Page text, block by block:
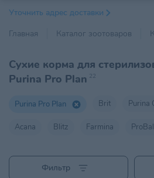
Уточнить адрес доставки
Главная
Каталог зоотоваров
Сухие корма для
Purina Pro Plan 22
Purina Pro Plan Brit Purina
Acana Blitz Farmina
Фильтр